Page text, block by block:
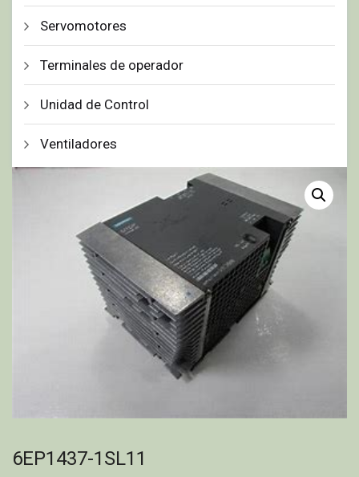
Servomotores
Terminales de operador
Unidad de Control
Ventiladores
6EP1437-1SL11